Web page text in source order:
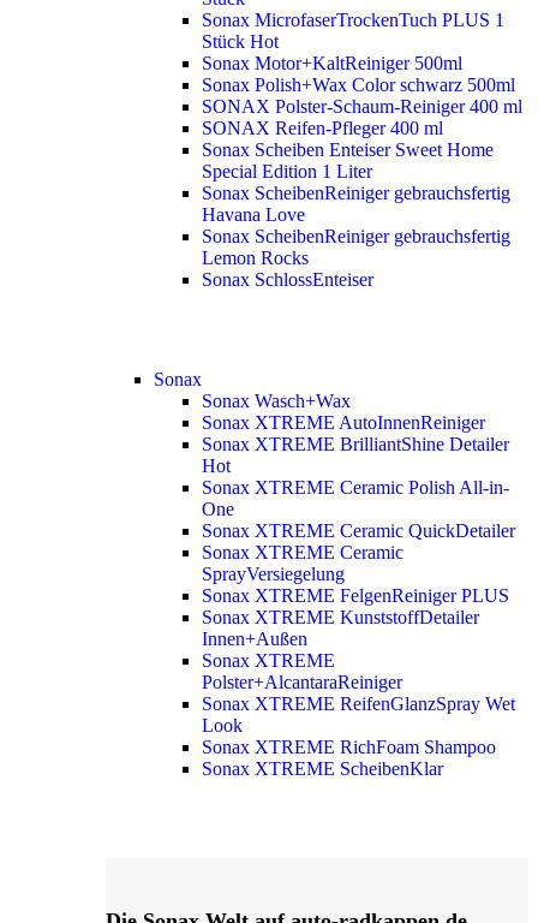
Sonax MicrofaserTrockenTuch PLUS 1
Stück Hot
Sonax Motor+KaltReiniger 500ml
Sonax Polish+Wax Color schwarz 500ml
SONAX Polster-Schaum-Reiniger 400 ml
SONAX Reifen-Pfleger 400 ml
Sonax Scheiben Enteiser Sweet Home
Special Edition 1 Liter
Sonax ScheibenReiniger gebrauchsfertig
Havana Love
Sonax ScheibenReiniger gebrauchsfertig
Lemon Rocks
Sonax SchlossEnteiser
Sonax
Sonax Wasch+Wax
Sonax XTREME AutoInnenReiniger
Sonax XTREME BrilliantShine Detailer
Hot
Sonax XTREME Ceramic Polish All-in-
One
Sonax XTREME Ceramic QuickDetailer
Sonax XTREME Ceramic
SprayVersiegelung
Sonax XTREME FelgenReiniger PLUS
Sonax XTREME KunststoffDetailer
Innen+Außen
Sonax XTREME
Polster+AlcantaraReiniger
Sonax XTREME ReifenGlanzSpray Wet
Look
Sonax XTREME RichFoam Shampoo
Sonax XTREME ScheibenKlar